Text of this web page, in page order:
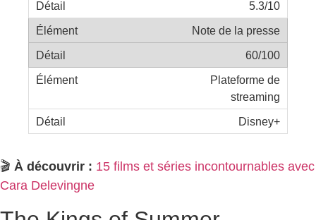
5.3/10
Note de la presse
60/100
Plateforme de
streaming
Disney+
🎬 À découvrir : 15 films et séries incontournables avec
Cara Delevingne